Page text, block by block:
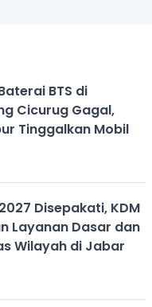
BTS di
Cicurug Gagal,
Tinggalkan Mobil
Disepakati, KDM
Layanan Dasar dan
Wilayah di Jabar